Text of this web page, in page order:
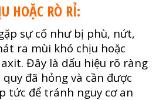
HOẶC RÒ RỈ:
sự cố như bị phù, nứt,
ra mùi khó chịu hoặc
Đây là dấu hiệu rõ ràng
đã hỏng và cần được
tức để tránh nguy cơ an